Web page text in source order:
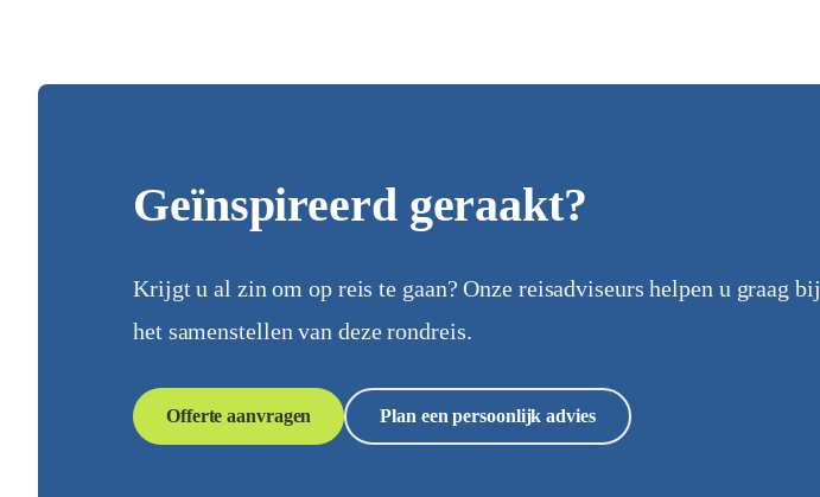
Geïnspireerd geraakt?
Krijgt u al zin om op reis te gaan? Onze reisadviseurs helpen u graag bij
het samenstellen van deze rondreis.
Offerte aanvragen Plan een persoonlijk advies